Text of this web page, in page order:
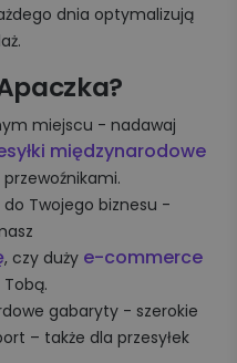
dnia optymalizują
miejscu - nadawaj
międzynarodowe
przewoźnikami.
Twojego biznesu -
, czy duży e-commerce
gabaryty - szerokie
– także dla przesyłek